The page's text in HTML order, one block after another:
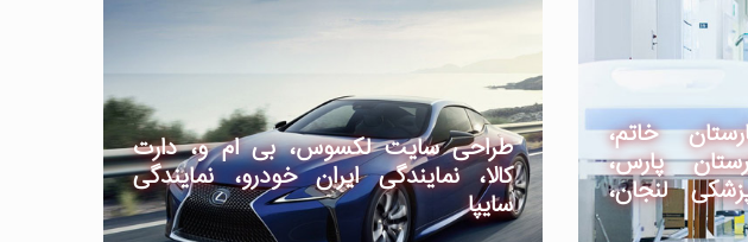
طراحی سایت لکسوس، بی ام و، دارت
کالا، نمایندگی ایران خودرو، نمایندگی
سایپا
خاتم،
پارس،
لنجان،